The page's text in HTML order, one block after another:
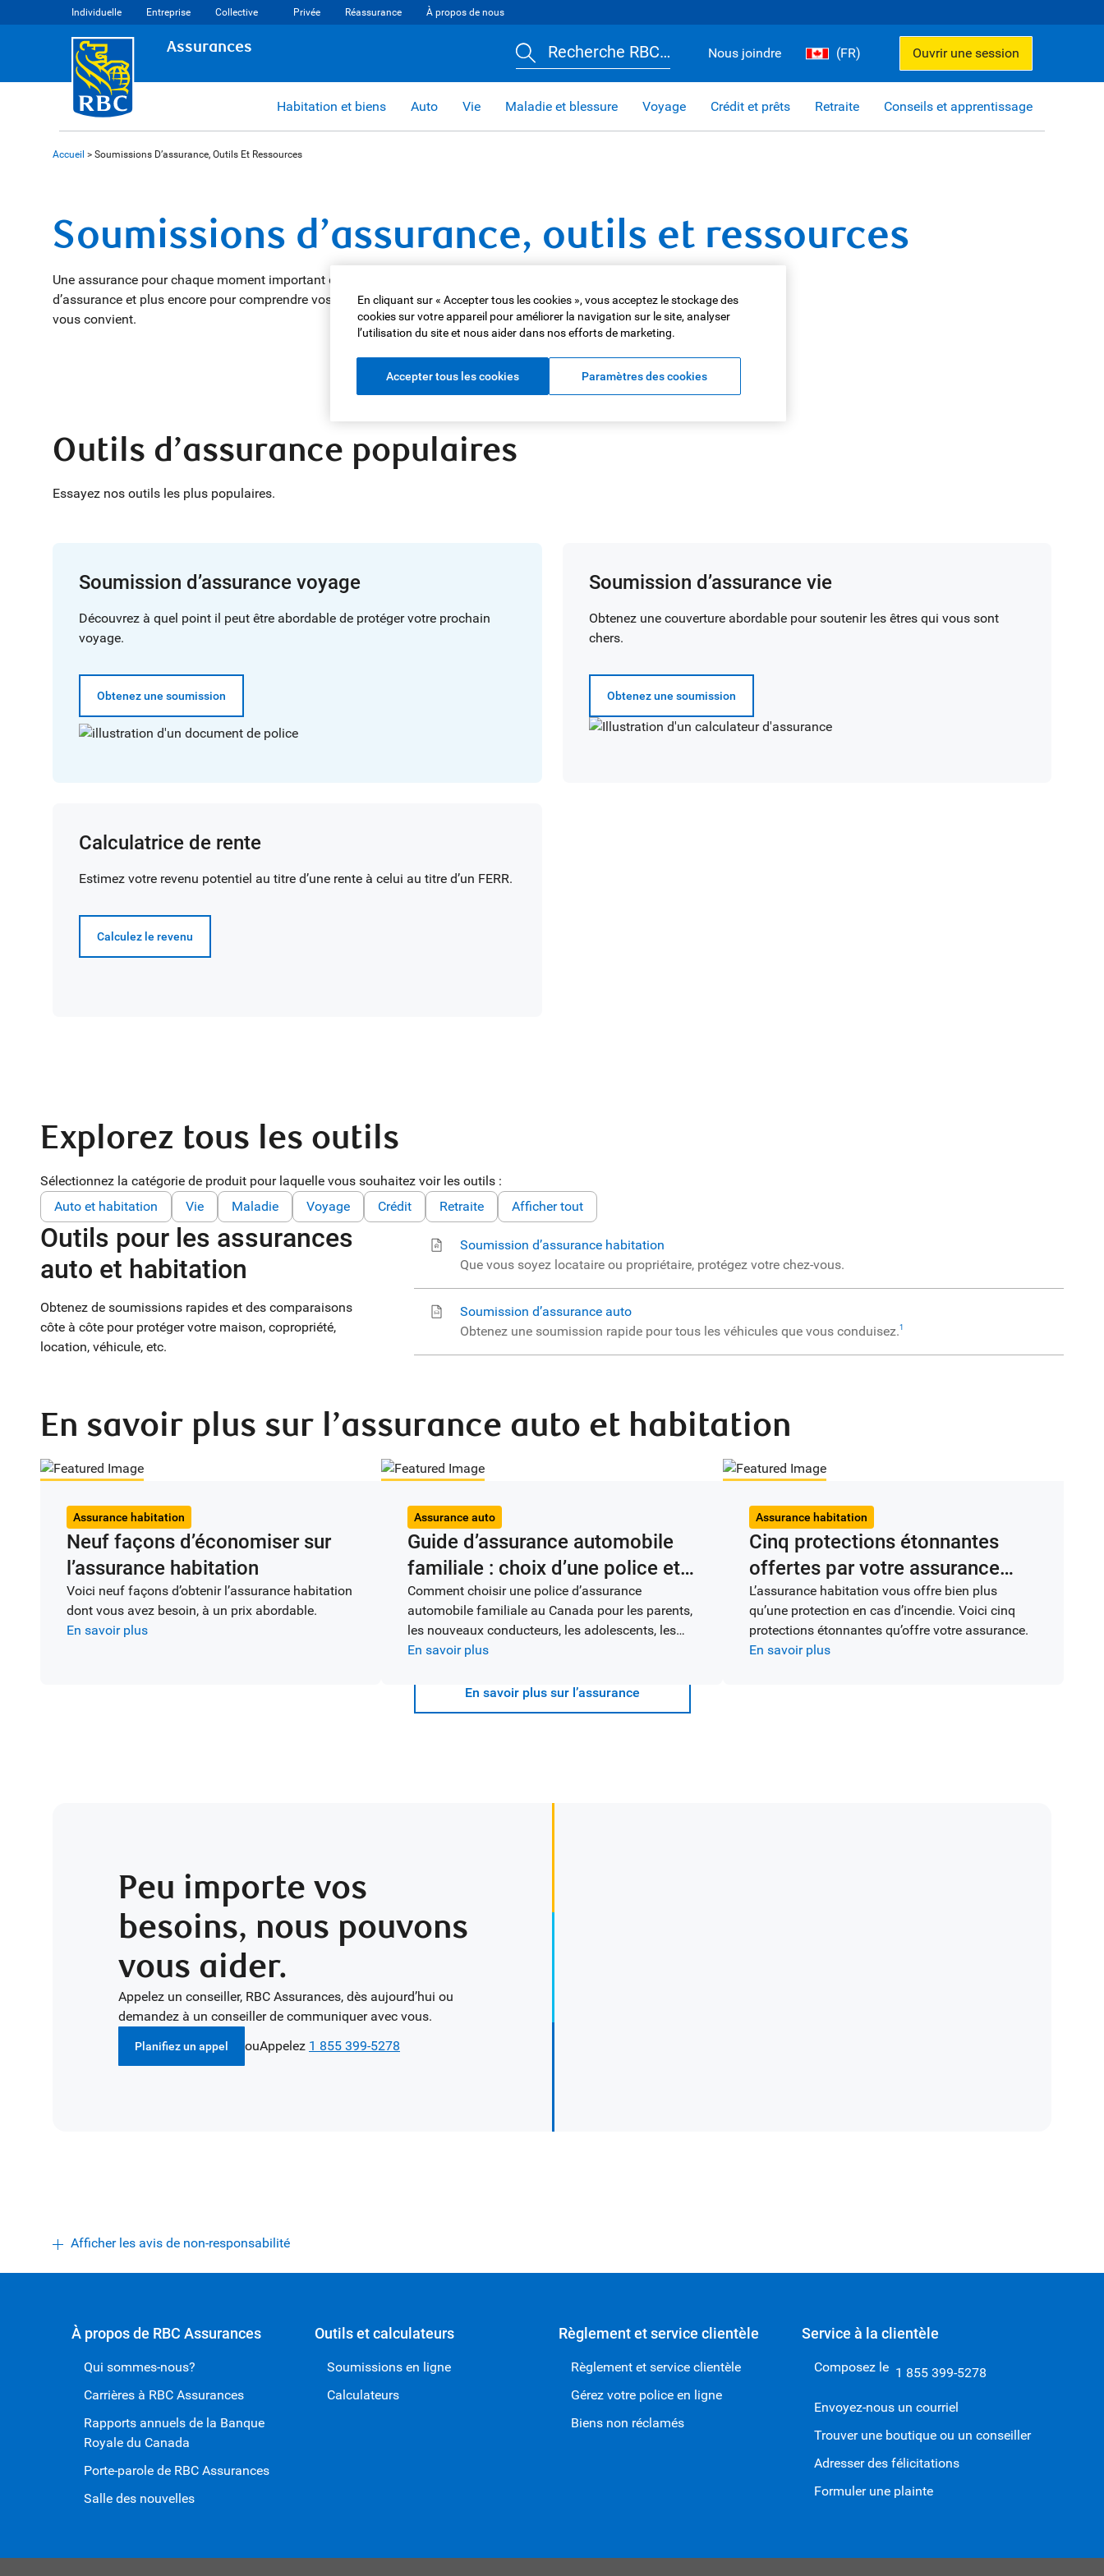
Individuelle Entreprise Collective Privée Réassurance À propos de nous
Assurances Recherche RBC… Nous joindre (FR) Ouvrir une session
Habitation et biens Auto Vie Maladie et blessure Voyage Crédit et prêts Retraite Conseils et apprentissage
Accueil > Soumissions D’assurance, Outils Et Ressources
Soumissions d’assurance, outils et ressources
Une assurance pour chaque moment important de votre vie. Obtenez des soumissions, comparez les régimes
d’assurance et plus encore pour comprendre vos options en matière d’assurance et trouver la couverture qui
vous convient.
Outils d’assurance populaires
Essayez nos outils les plus populaires.
Soumission d’assurance voyage
Découvrez à quel point il peut être abordable de protéger votre prochain
voyage.
Obtenez une soumission
Soumission d’assurance vie
Obtenez une couverture abordable pour soutenir les êtres qui vous sont
chers.
Obtenez une soumission
Calculatrice de rente
Estimez votre revenu potentiel au titre d’une rente à celui au titre d’un FERR.
Calculez le revenu
Explorez tous les outils
Sélectionnez la catégorie de produit pour laquelle vous souhaitez voir les outils :
Auto et habitation
Vie Maladie Voyage Crédit Retraite Afficher tout
Outils pour les assurances
auto et habitation
Obtenez de soumissions rapides et des comparaisons
côte à côte pour protéger votre maison, copropriété,
location, véhicule, etc.
Soumission d’assurance habitation
Que vous soyez locataire ou propriétaire, protégez votre chez-vous.
Soumission d’assurance auto
Obtenez une soumission rapide pour tous les véhicules que vous conduisez.1
En savoir plus sur l’assurance auto et habitation
Assurance habitation
Neuf façons d’économiser sur
l’assurance habitation
Voici neuf façons d’obtenir l’assurance habitation
dont vous avez besoin, à un prix abordable.
En savoir plus
Assurance auto
Guide d’assurance automobile
familiale : choix d’une police et
présentation d’une demande de
règlement
Comment choisir une police d’assurance
automobile familiale au Canada pour les parents,
les nouveaux conducteurs, les adolescents, les
étudiants, les conjoints et les partenaires.
En savoir plus
Assurance habitation
Cinq protections étonnantes
offertes par votre assurance
habitation à l’extérieur de votre
domicile
L’assurance habitation vous offre bien plus
qu’une protection en cas d’incendie. Voici cinq
protections étonnantes qu’offre votre assurance.
En savoir plus
En savoir plus sur l’assurance
Peu importe vos
besoins, nous pouvons
vous aider.
Appelez un conseiller, RBC Assurances, dès aujourd’hui ou
demandez à un conseiller de communiquer avec vous.
Planifiez un appel ouAppelez 1 855 399-5278
Afficher les avis de non-responsabilité
À propos de RBC Assurances
Qui sommes-nous?
Carrières à RBC Assurances
Rapports annuels de la Banque
Royale du Canada
Porte-parole de RBC Assurances
Salle des nouvelles
Outils et calculateurs
Soumissions en ligne
Calculateurs
Règlement et service clientèle
Règlement et service clientèle
Gérez votre police en ligne
Biens non réclamés
Service à la clientèle
Composez le 1 855 399-5278
Envoyez-nous un courriel
Trouver une boutique ou un conseiller
Adresser des félicitations
Formuler une plainte
En cliquant sur « Accepter tous les cookies », vous acceptez le stockage des
cookies sur votre appareil pour améliorer la navigation sur le site, analyser
l’utilisation du site et nous aider dans nos efforts de marketing.
Accepter tous les cookies Paramètres des cookies